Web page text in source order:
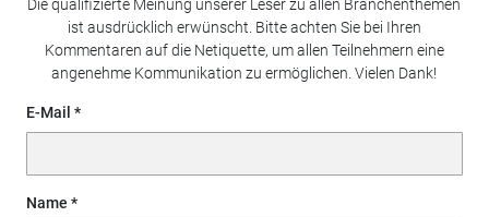
Die qualifizierte Meinung unserer Leser zu allen Branchenthemen
ist ausdrücklich erwünscht. Bitte achten Sie bei Ihren
Kommentaren auf die Netiquette, um allen Teilnehmern eine
angenehme Kommunikation zu ermöglichen. Vielen Dank!
E-Mail
Name